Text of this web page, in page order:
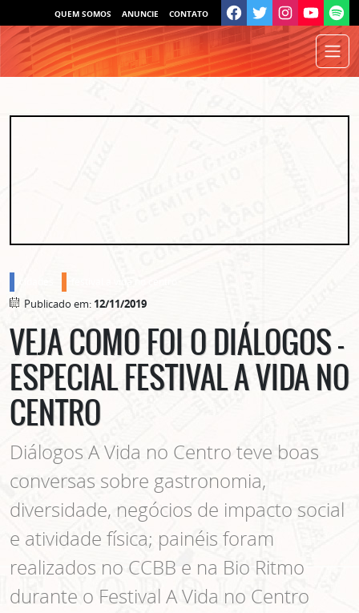
QUEM SOMOS ANUNCIE CONTATO
Publicado em: 12/11/2019
VEJA COMO FOI O DIÁLOGOS –
ESPECIAL FESTIVAL A VIDA NO
CENTRO
Diálogos A Vida no Centro teve boas
conversas sobre gastronomia,
diversidade, negócios de impacto social
e atividade física; painéis foram
realizados no CCBB e na Bio Ritmo
durante o Festival A Vida no Centro